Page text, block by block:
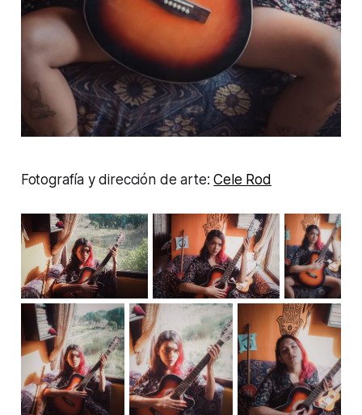
Fotografía y dirección de arte:Cele Rod